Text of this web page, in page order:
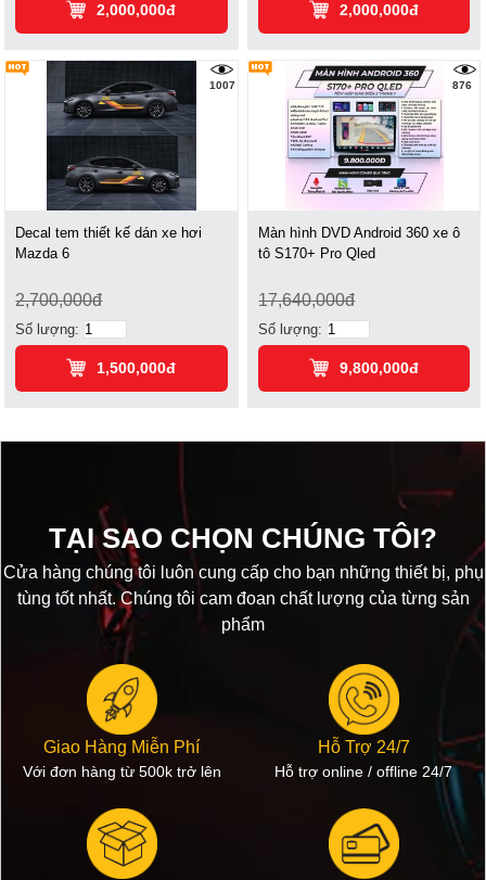
2,000,000đ 2,000,000đ
1007
Decal tem thiết kế dán xe hơi
Mazda 6
2,700,000đ
Số lượng:
1,500,000đ
876
Màn hình DVD Android 360 xe ô
tô S170+ Pro Qled
17,640,000đ
Số lượng:
9,800,000đ
TẠI SAO CHỌN CHÚNG TÔI?
Cửa hàng chúng tôi luôn cung cấp cho bạn những thiết bị, phụ
tùng tốt nhất. Chúng tôi cam đoan chất lượng của từng sản
phẩm
Giao Hàng Miễn Phí
Với đơn hàng từ 500k trở lên
Hỗ Trợ 24/7
Hỗ trợ online / offline 24/7